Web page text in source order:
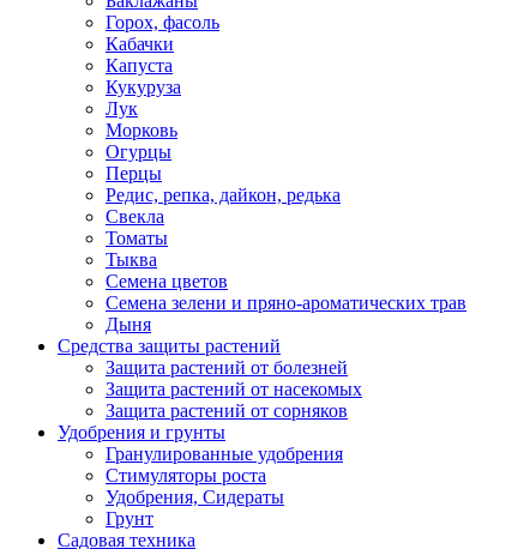
Горох, фасоль
Кабачки
Капуста
Кукуруза
Лук
Морковь
Огурцы
Перцы
Редис, репка, дайкон, редька
Свекла
Томаты
Тыква
Семена цветов
Семена зелени и пряно-ароматических трав
Дыня
Средства защиты растений
Защита растений от болезней
Защита растений от насекомых
Защита растений от сорняков
Удобрения и грунты
Гранулированные удобрения
Стимуляторы роста
Удобрения, Сидераты
Грунт
Садовая техника